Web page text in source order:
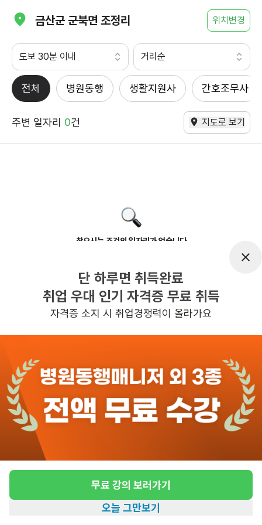
금산군 군북면 조정리 위치변경
도보 30분 이내 거리순
전체 병원동행 생활지원사 간호조무사
주변 일자리 0건 지도로 보기
찾으시는 조건의 일자리가 없습니다
반경 3KM 이내의 일자리 확인하기
단 하루면 취득완료
취업 우대 인기 자격증 무료 취득
자격증 소지 시 취업경쟁력이 올라가요
무료 강의 보러가기
오늘 그만보기